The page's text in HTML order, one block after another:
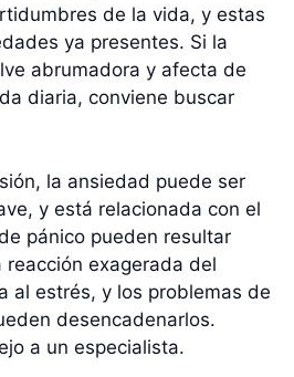
de la vida, y estas
ya presentes. Si la
abrumadora y afecta de
diaria, conviene buscar
la ansiedad puede ser
y está relacionada con el
pánico pueden resultar
exagerada del
al estrés, y los problemas de
desencadenarlos.
a un especialista.